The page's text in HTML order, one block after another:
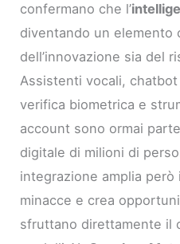
confermano che l’
diventando un elemento
dell’innovazione sia del
Assistenti vocali,
verifica biometrica e
account sono ormai
digitale di milioni di
integrazione amplia
minacce e crea
sfruttano direttamente il